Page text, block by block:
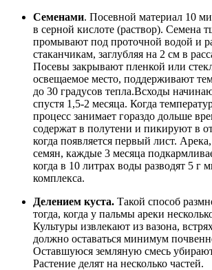
Семенами. Посевной материал 10
в серной кислоте (раствор). Семена
промывают под проточной водой и
стаканчикам, заглубляя на 2 см в
Посевы закрывают пленкой или
освещаемое место, поддерживают
до 30 градусов тепла.Всходы
спустя 1,5-2 месяца. Когда
процесс занимает гораздо дольше
содержат в полутени и пикируют в
когда появляется первый лист.
семян, каждые 3 месяца
когда в 10 литрах воды разводят 5 г
комплекса.
Делением куста. Такой способ
тогда, когда у пальмы ареки
Культуры извлекают из вазона,
должно оставаться минимум
Оставшуюся земляную смесь
Растение делят на несколько частей.